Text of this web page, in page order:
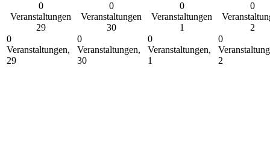
0
Veranstaltungen
29
0
Veranstaltungen,
29
0
Veranstaltungen
30
0
Veranstaltungen,
30
0
Veranstaltungen
1
0
Veranstaltungen,
1
0
2
0
2